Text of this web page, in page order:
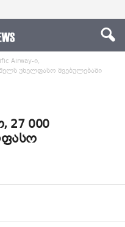
Airway-ი,
უხელფასო შვებულებაში
27 000